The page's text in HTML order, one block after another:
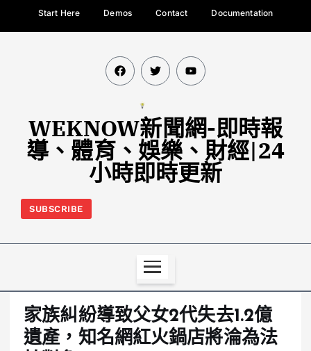
Start Here Demos Contact Documentation
WEKNOW新聞網-即時報
導、體育、娛樂、財經|24
小時即時更新
SUBSCRIBE
家族糾紛導致父女2代失去1.2億
遺產，知名網紅火鍋店將淪為法